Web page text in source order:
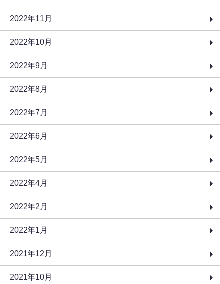
2022年11月
2022年10月
2022年9月
2022年8月
2022年7月
2022年6月
2022年5月
2022年4月
2022年2月
2022年1月
2021年12月
2021年10月